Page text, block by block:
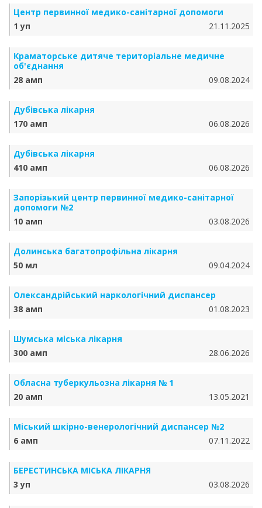
Центр первинної медико-санітарної допомоги
1 уп
21.11.2025
Краматорське дитяче територіальне медичне
об'єднання
28 амп
09.08.2024
Дубівська лікарня
170 амп
06.08.2026
Дубівська лікарня
410 амп
06.08.2026
Запорізький центр первинної медико-санітарної
допомоги №2
10 амп
03.08.2026
Долинська багатопрофільна лікарня
50 мл
09.04.2024
Олександрійський наркологічний диспансер
38 амп
01.08.2023
Шумська міська лікарня
300 амп
28.06.2026
Обласна туберкульозна лікарня № 1
20 амп
13.05.2021
Міський шкірно-венерологічний диспансер №2
6 амп
07.11.2022
БЕРЕСТИНСЬКА МІСЬКА ЛІКАРНЯ
3 уп
03.08.2026